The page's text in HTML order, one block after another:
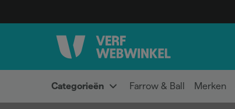
Categorieën Farrow & Ball Merken